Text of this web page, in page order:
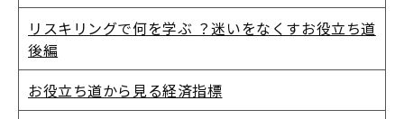
リスキリングで何を学ぶ ？迷いをなくすお役立ち道
後編
お役立ち道から見る経済指標